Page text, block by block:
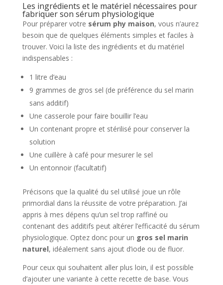
Les ingrédients et le matériel nécessaires pour
fabriquer son sérum physiologique
Pour préparer votre sérum phy maison, vous n’aurez
besoin que de quelques éléments simples et faciles à
trouver. Voici la liste des ingrédients et du matériel
indispensables :
1 litre d’eau
9 grammes de gros sel (de préférence du sel marin
sans additif)
Une casserole pour faire bouillir l’eau
Un contenant propre et stérilisé pour conserver la
solution
Une cuillère à café pour mesurer le sel
Un entonnoir (facultatif)
Précisons que la qualité du sel utilisé joue un rôle
primordial dans la réussite de votre préparation. J’ai
appris à mes dépens qu’un sel trop raffiné ou
contenant des additifs peut altérer l’efficacité du sérum
physiologique. Optez donc pour un gros sel marin
naturel, idéalement sans ajout d’iode ou de fluor.
Pour ceux qui souhaitent aller plus loin, il est possible
d’ajouter une variante à cette recette de base. Vous